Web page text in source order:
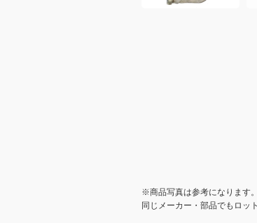
※商品写真は参考になります。
同じメーカー・部品でもロッ